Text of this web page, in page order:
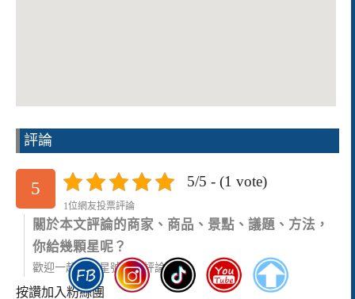
評論
5 5/5 - (1 vote)
1位網友投票評論
關於本文評論的商家、商品、景點、議題、方法，
你給幾顆星呢？
歡迎一起點擊星號參與評論唷！
按讚加入粉絲團